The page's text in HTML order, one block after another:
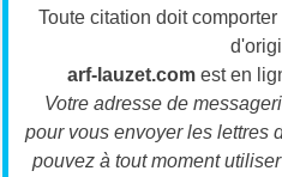
Toute citation doit
arf-lauzet.com est en
Votre adresse de
pour vous envoyer les lettres
pouvez à tout moment